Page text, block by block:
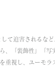
て迫害されるな
、「装飾性」「写
重視し、ユーモラ